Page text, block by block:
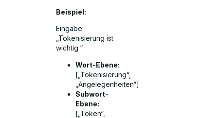
Beispiel:
Eingabe:
„Tokenisierung ist
wichtig.“
Wort-Ebene:
[„Tokenisierung“,
„Angelegenheiten“]
Subwort-
Ebene:
[„Token“,